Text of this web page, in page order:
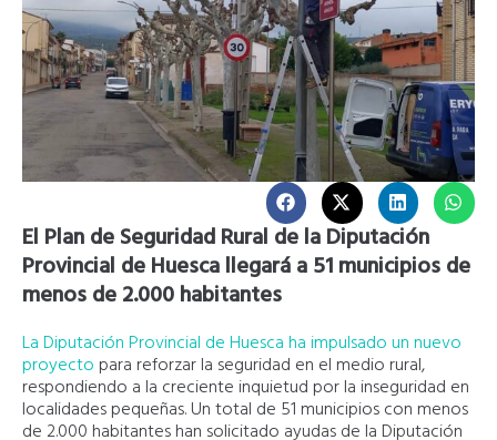
El Plan de Seguridad Rural de la Diputación
Provincial de Huesca llegará a 51 municipios de
menos de 2.000 habitantes
La Diputación Provincial de Huesca ha impulsado un nuevo
proyecto para reforzar la seguridad en el medio rural,
respondiendo a la creciente inquietud por la inseguridad en
localidades pequeñas. Un total de 51 municipios con menos
de 2.000 habitantes han solicitado ayudas de la Diputación